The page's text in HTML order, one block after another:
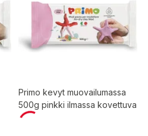
Primo kevyt muovailumassa
500g pinkki ilmassa kovettuva